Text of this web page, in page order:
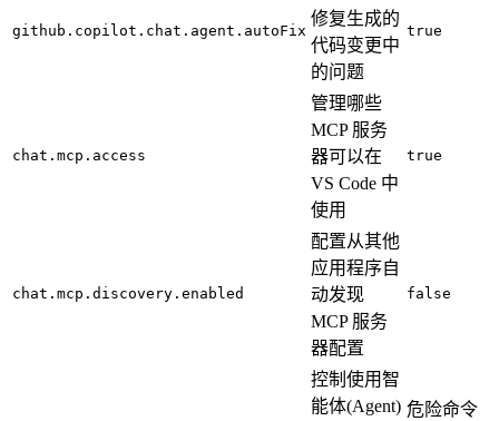
github.copilot.chat.agent.autoFix
修复生成的
代码变更中
的问题
true
chat.mcp.access
管理哪些
MCP 服务
器可以在
VS Code 中
使用
true
chat.mcp.discovery.enabled
配置从其他
应用程序自
动发现
MCP 服务
器配置
false
控制使用智
能体(Agent) 危险命令